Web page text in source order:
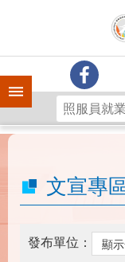
手機側欄
中
分
簡
業
務
文宣專
發布單位：